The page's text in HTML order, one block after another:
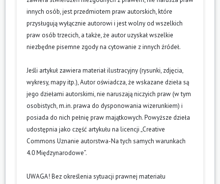
innych osób, jest przedmiotem praw autorskich, które
przysługują wyłącznie autorowi i jest wolny od wszelkich
praw osób trzecich, a także, że autor uzyskał wszelkie
niezbędne pisemne zgody na cytowanie z innych źródeł.
Jeśli artykuł zawiera materiał ilustracyjny (rysunki, zdjęcia,
wykresy, mapy itp.), Autor oświadcza, że wskazane dzieła są
jego dziełami autorskimi, nie naruszają niczyich praw (w tym
osobistych, m.in. prawa do dysponowania wizerunkiem) i
posiada do nich pełnię praw majątkowych. Powyższe dzieła
udostępnia jako część artykułu na licencji „Creative
Commons Uznanie autorstwa-Na tych samych warunkach
4.0 Międzynarodowe”.
UWAGA! Bez określenia sytuacji prawnej materiału